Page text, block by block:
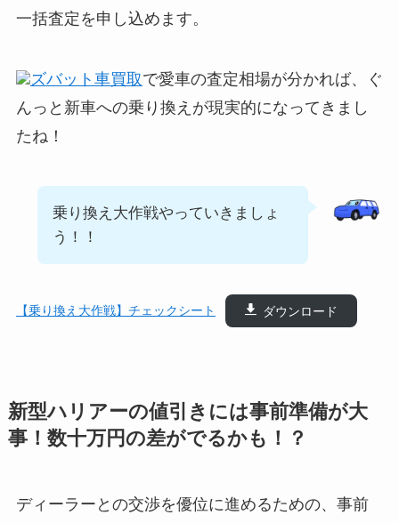
一括査定を申し込めます。
ズバット車買取で愛車の査定相場が分かれば、ぐ
んっと新車への乗り換えが現実的になってきまし
たね！
乗り換え大作戦やっていきましょ
う！！
【乗り換え大作戦】チェックシート ダウンロード
新型ハリアーの値引きには事前準備が大
事！数十万円の差がでるかも！？
ディーラーとの交渉を優位に進めるための、事前